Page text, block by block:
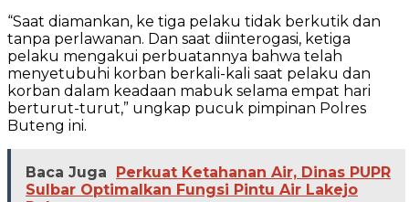
“Saat diamankan, ke tiga pelaku tidak berkutik dan
tanpa perlawanan. Dan saat diinterogasi, ketiga
pelaku mengakui perbuatannya bahwa telah
menyetubuhi korban berkali-kali saat pelaku dan
korban dalam keadaan mabuk selama empat hari
berturut-turut,” ungkap pucuk pimpinan Polres
Buteng ini.
Baca Juga
Perkuat Ketahanan Air, Dinas PUPR
Sulbar Optimalkan Fungsi Pintu Air Lakejo